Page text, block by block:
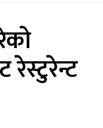
रेस्टुरेन्ट